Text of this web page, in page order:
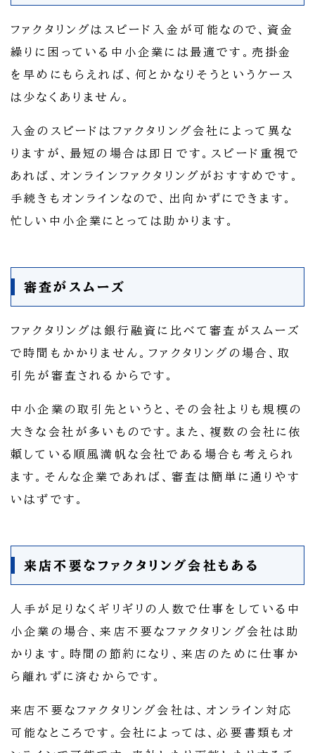
ファクタリングはスピード入金が可能なので、資金
繰りに困っている中小企業には最適です。売掛金
を早めにもらえれば、何とかなりそうというケース
は少なくありません。
入金のスピードはファクタリング会社によって異な
りますが、最短の場合は即日です。スピード重視で
あれば、オンラインファクタリングがおすすめです。
手続きもオンラインなので、出向かずにできます。
忙しい中小企業にとっては助かります。
審査がスムーズ
ファクタリングは銀行融資に比べて審査がスムーズ
で時間もかかりません。ファクタリングの場合、取
引先が審査されるからです。
中小企業の取引先というと、その会社よりも規模の
大きな会社が多いものです。また、複数の会社に依
頼している順風満帆な会社である場合も考えられ
ます。そんな企業であれば、審査は簡単に通りやす
いはずです。
来店不要なファクタリング会社もある
人手が足りなくギリギリの人数で仕事をしている中
小企業の場合、来店不要なファクタリング会社は助
かります。時間の節約になり、来店のために仕事か
ら離れずに済むからです。
来店不要なファクタリング会社は、オンライン対応
可能なところです。会社によっては、必要書類もオ